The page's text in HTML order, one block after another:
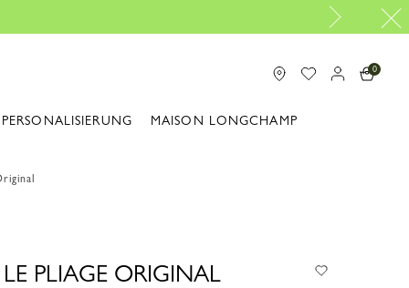
0
PERSONALISIERUNG MAISON LONGCHAMP
PLIAGE ORIGINAL